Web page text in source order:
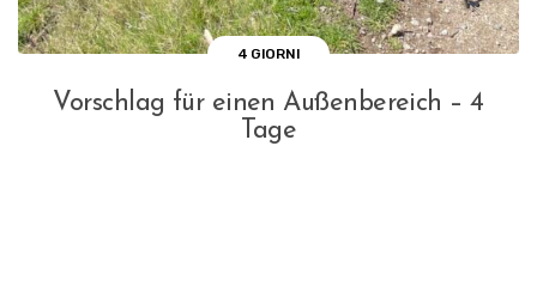
4 GIORNI
Vorschlag für einen Außenbereich – 4
Tage